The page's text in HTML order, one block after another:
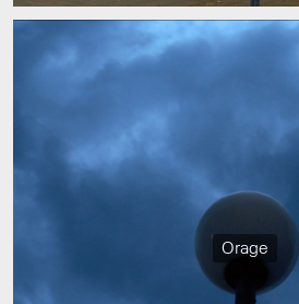
Orage